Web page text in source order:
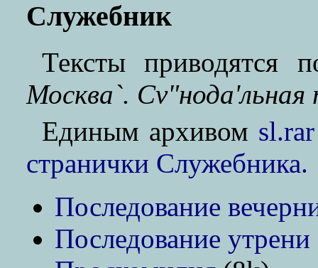
Служебник
Тексты приводятся
Москва`.
Единым архивом
странички Служебника.
Последование
Последование утрени